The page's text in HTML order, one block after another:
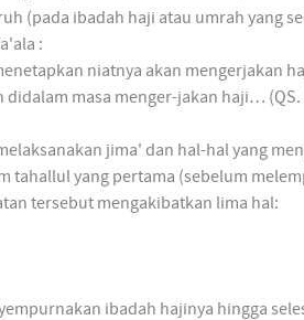
(pada ibadah haji atau umrah yang
:
niatnya akan mengerjakan
masa menger-jakan haji… (QS.
jima' dan hal-hal yang
yang pertama (sebelum
tersebut mengakibatkan lima hal:
ibadah hajinya hingga